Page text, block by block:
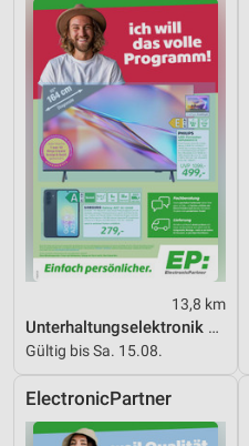
13,8 km
Unterhaltungselektronik 08/2026
Gültig bis Sa. 15.08.
ElectronicPartner
Funktional
Werbung